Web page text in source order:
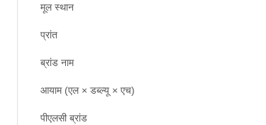
मूल स्थान
प्रांत
ब्रांड नाम
आयाम (एल × डब्ल्यू × एच)
पीएलसी ब्रांड